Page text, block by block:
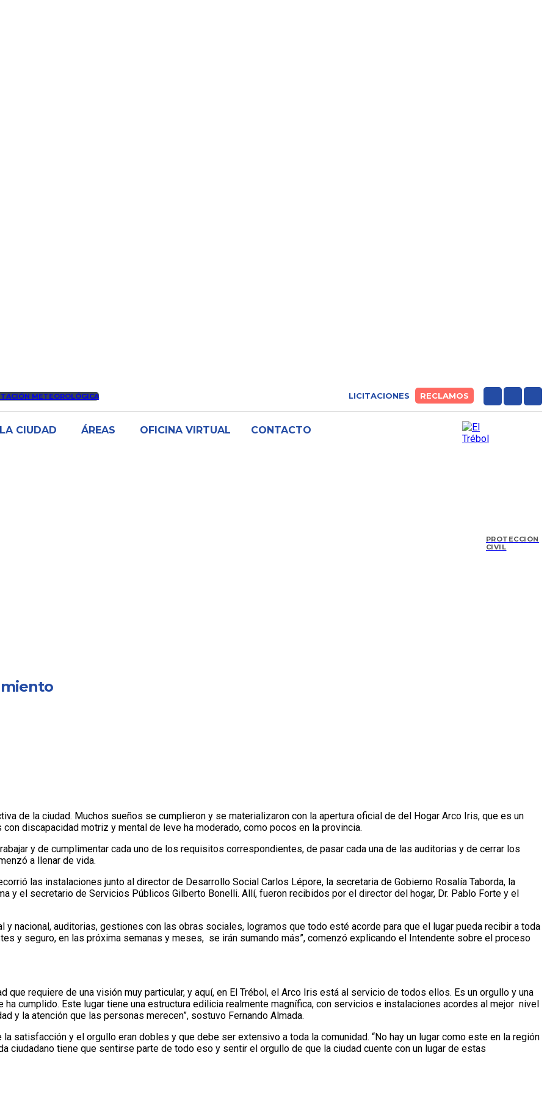
METEOROLÓGICA LICITACIONES RECLAMOS
LA CIUDAD ÁREAS OFICINA VIRTUAL CONTACTO
PROTECCIÓN
CIVIL
de la ciudad. Muchos sueños se cumplieron y se materializaron con la apertura oficial de del Hogar Arco Iris, que es un
discapacidad motriz y mental de leve ha moderado, como pocos en la provincia.
y de cumplimentar cada uno de los requisitos correspondientes, de pasar cada una de las auditorias y de cerrar los
a llenar de vida.
las instalaciones junto al director de Desarrollo Social Carlos Lépore, la secretaria de Gobierno Rosalía Taborda, la
y el secretario de Servicios Públicos Gilberto Bonelli. Allí, fueron recibidos por el director del hogar, Dr. Pablo Forte y el
nacional, auditorias, gestiones con las obras sociales, logramos que todo esté acorde para que el lugar pueda recibir a toda
y seguro, en las próxima semanas y meses, se irán sumando más”, comenzó explicando el Intendente sobre el proceso
que requiere de una visión muy particular, y aquí, en El Trébol, el Arco Iris está al servicio de todos ellos. Es un orgullo y una
cumplido. Este lugar tiene una estructura edilicia realmente magnífica, con servicios e instalaciones acordes al mejor nivel
y la atención que las personas merecen”, sostuvo Fernando Almada.
satisfacción y el orgullo eran dobles y que debe ser extensivo a toda la comunidad. “No hay un lugar como este en la región
ciudadano tiene que sentirse parte de todo eso y sentir el orgullo de que la ciudad cuente con un lugar de estas